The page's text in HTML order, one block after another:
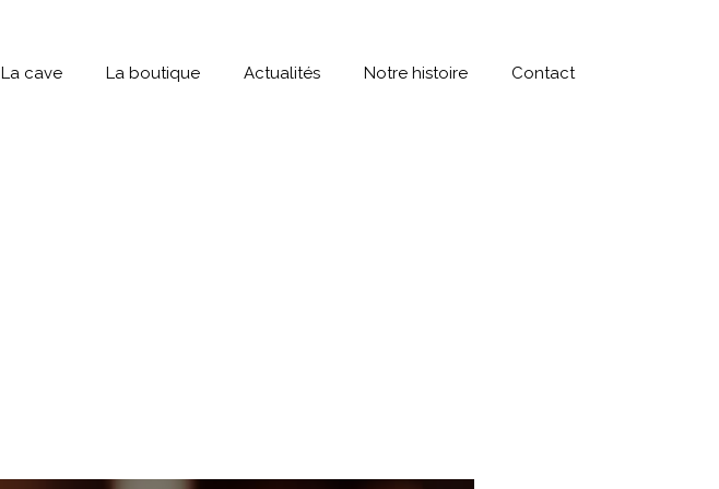
La cave La boutique Actualités Notre histoire Contact